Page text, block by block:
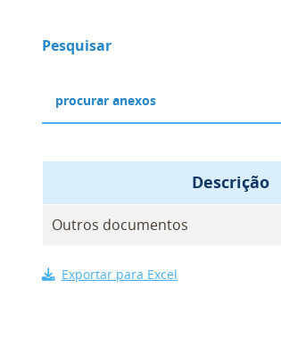
Pesquisar
Descrição
Outros documentos
Exportar para Excel